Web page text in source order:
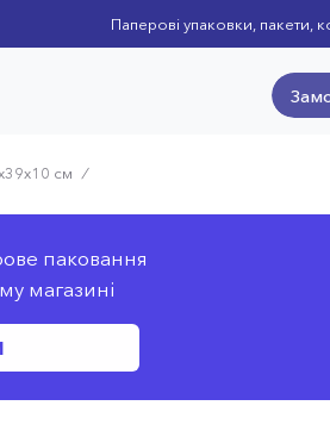
Паперові упаковки, пакети,
см ⁄
паковання
магазині